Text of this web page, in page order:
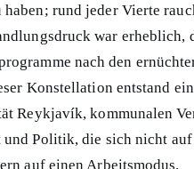
haben; rund jeder Vierte
war erheblich,
nach den
Konstellation entstand
Reykjavík, kommunalen
und Politik, die sich nicht
auf einen Arbeitsmodus.